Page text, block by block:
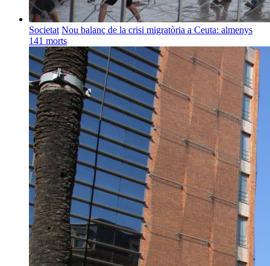
Societat Nou balanç de la crisi migratòria a Ceuta: almenys
141 morts